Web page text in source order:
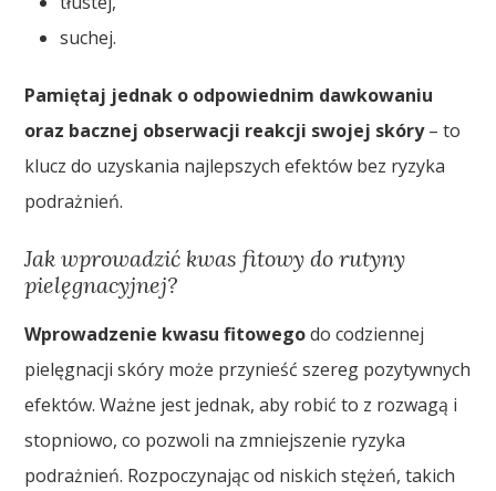
suchej.
Pamiętaj jednak o odpowiednim dawkowaniu
oraz bacznej obserwacji reakcji swojej skóry– to
klucz do uzyskania najlepszych efektów bez ryzyka
podrażnień.
Jak wprowadzić kwas fitowy do rutyny
pielęgnacyjnej?
Wprowadzenie kwasu fitowegodo codziennej
pielęgnacji skóry może przynieść szereg pozytywnych
efektów. Ważne jest jednak, aby robić to z rozwagą i
stopniowo, co pozwoli na zmniejszenie ryzyka
podrażnień. Rozpoczynając od niskich stężeń, takich